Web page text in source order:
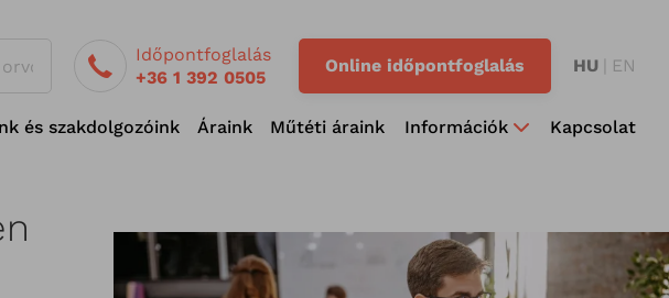
Időpontfoglalás
+36 1 392 0505
Online időpontfoglalás HU EN
és szakdolgozóink Áraink Műtéti áraink Információk Kapcsolat